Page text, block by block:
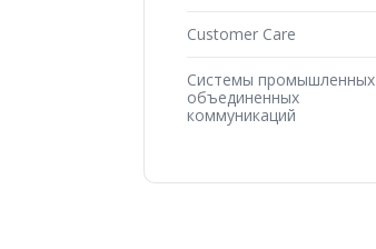
Customer Care
Системы промышленных
объединенных
коммуникаций